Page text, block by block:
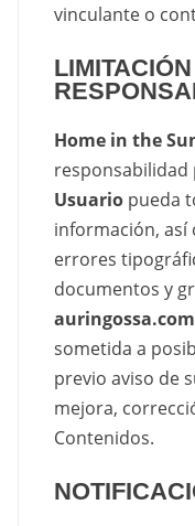
vinculante o
Home in the
responsabilidad
Usuario pueda
información, así
errores
documentos y
auringossa.com
sometida a
previo aviso de
mejora,
Contenidos.